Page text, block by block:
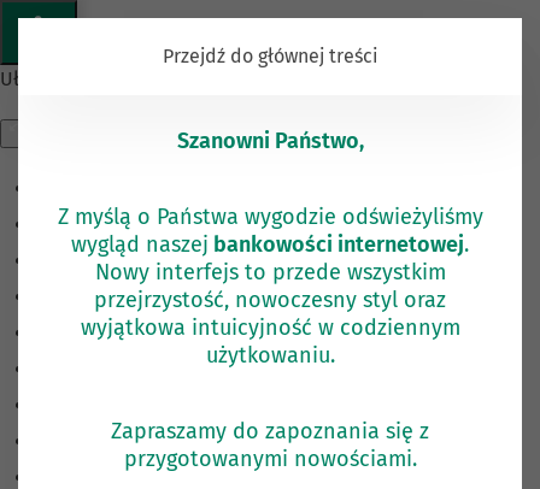
Ułatwienia dostępu
Monochromatyczny
Ciemny kontrast
Jasny kontrast
Niskie nasycenie
Zaznacz nagłówki
Przejdź do głównej treści
KOMUNIKAT
Szanowni Państwo,
Z myślą o Państwa wygodzie odświeżyliśmy
wygląd naszej bankowości internetowej.
Nowy interfejs to przede wszystkim
przejrzystość, nowoczesny styl oraz
wyjątkowa intuicyjność w codziennym
użytkowaniu.
Zapraszamy do zapoznania się z
przygotowanymi nowościami.